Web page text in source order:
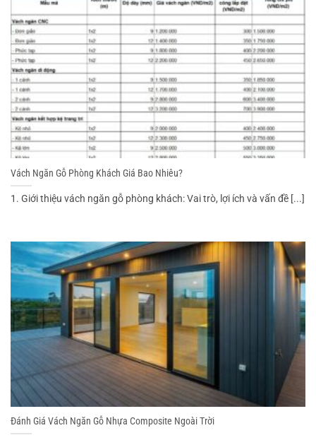
Vách Ngăn Gỗ Phòng Khách Giá Bao Nhiêu?
1. Giới thiệu vách ngăn gỗ phòng khách: Vai trò, lợi ích và vấn đề [...]
Đánh Giá Vách Ngăn Gỗ Nhựa Composite Ngoài Trời